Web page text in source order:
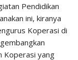
Pendidikan
ini, kiranya
Koperasi di
Koperasi yang